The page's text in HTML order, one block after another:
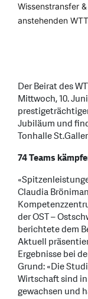
empfängt den
Wissenstransfer
anstehenden
Der Beirat des
Mittwoch, 10.
Jubiläum und
Tonhalle
74 Teams
Claudia
der OST –
berichtete dem
Aktuell
Ergebnisse bei
Grund: «Die
Wirtschaft sind
gewachsen und